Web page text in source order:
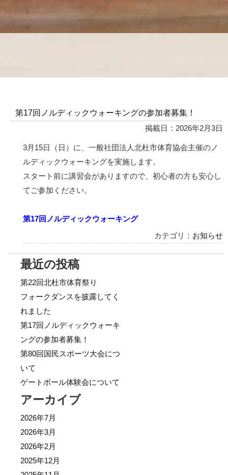
最近の投稿
第22回北杜市体育祭り
フォークダンスを披露してく
れました
第17回ノルディックウォーキ
ングの参加者募集！
第80回国民スポーツ大会につ
いて
ゲートボール体験会について
アーカイブ
2026年7月
2026年3月
2026年2月
2025年12月
第17回ノルディックウォーキングの参加者募集！
掲載日：2026年2月3日
3月15日（日）に、一般社団法人北杜市体育協会主催のノ
ルディックウォーキングを実施します。
スタート前に講習会がありますので、初心者の方も安心し
てご参加ください。
第17回ノルディックウォーキング
カテゴリ： お知らせ